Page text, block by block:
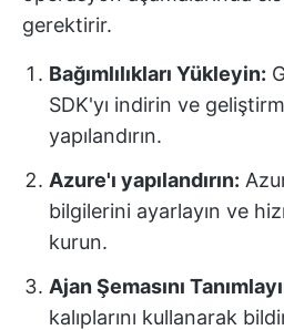
gerektirir.
Bağımlılıkları Yükleyin:
SDK'yı indirin ve
yapılandırın.
Azure'ı yapılandırın:
bilgilerini ayarlayın ve
kurun.
Ajan Şemasını
kalıplarını kullanarak